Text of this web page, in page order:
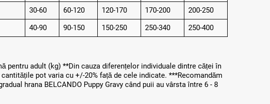
30-60 60-120 120-170 170-200
200-250
40-90 90-150 150-250 250-340 250-400
pentru adult (kg) **Din cauza diferențelor individuale dintre căței în
pot varia cu +/-20% față de cele indicate. ***Recomandăm
hrana BELCANDO Puppy Gravy când puii au vârsta între 6 - 8